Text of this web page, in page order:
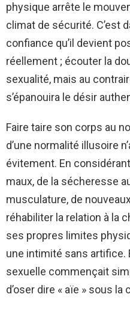
physique arrête le
climat de sécurité. C’est
confiance qu’il devient
réellement ; écouter la
sexualité, mais au
s’épanouira le désir
Faire taire son corps au
d’une normalité illusoire
évitement. En
maux, de la sécheresse
musculature, de
réhabiliter la relation à la
ses propres limites
une intimité sans artifice.
sexuelle commençait
d’oser dire « aïe » sous la